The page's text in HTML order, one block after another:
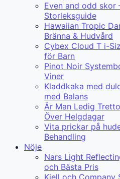
Even and odd skor
Storleksguide
Hawaiian Tropic
Bränna & Hudvård
Cybex Cloud T i-
för Barn
Pinot Noir
Viner
Kladdkaka med
med Balans
Är Man Ledig
Över Helgdagar
Vita prickar på
Behandling
Nöje
Nars Light
och Bästa Pris
Kjell och Company